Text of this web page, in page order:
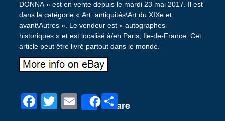
DONNA » est en vente depuis le mardi 23 mai 2017. Il est
dans la catégorie « Art, antiquités\Art du XIXe et
avant\Autres ». Le vendeur est « autographes-
historiques » et est localisé à/en Paris, Ile-de-France. Cet
article peut être livré partout dans le monde.
F
T
E
Share
P